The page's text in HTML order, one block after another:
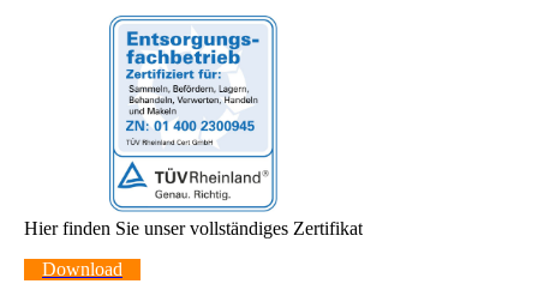
Hier finden Sie unser vollständiges Zertifikat
Download